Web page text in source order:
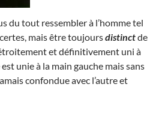
du tout ressembler à l’homme tel
mais être toujoursdistinctde
et définitivement uni à
unie à la main gauche mais sans
confondue avec l’autre et